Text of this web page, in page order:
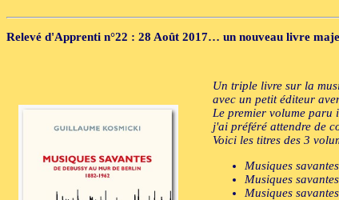
Relevé d'Apprenti n°22 : 28 Août 2017… un nouveau livre
Un triple livre sur la
avec un petit éditeur
Le premier volume paru
j'ai préféré attendre de
Voici les titres des 3
Musiques
Musiques
Musiques